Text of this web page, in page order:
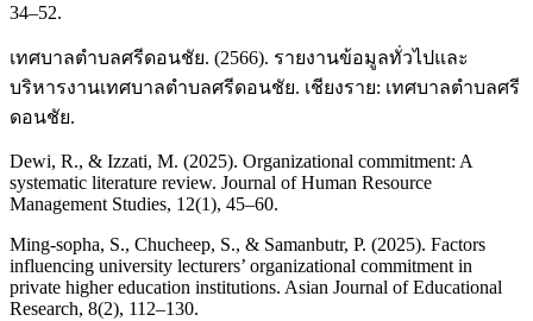
34–52.
เทศบาลตำบลศรีดอนชัย. (2566). รายงานข้อมูลทั่วไปและ
บริหารงานเทศบาลตำบลศรีดอนชัย. เชียงราย: เทศบาลตำบลศรี
ดอนชัย.
Dewi, R., & Izzati, M. (2025). Organizational commitment: A
systematic literature review. Journal of Human Resource
Management Studies, 12(1), 45–60.
Ming-sopha, S., Chucheep, S., & Samanbutr, P. (2025). Factors
influencing university lecturers’ organizational commitment in
private higher education institutions. Asian Journal of Educational
Research, 8(2), 112–130.